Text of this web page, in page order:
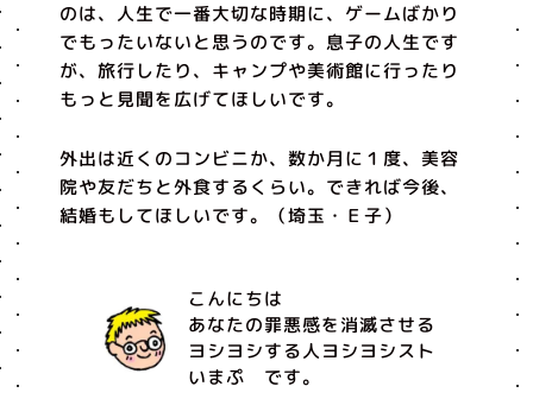
のは、人生で一番大切な時期に、ゲームばかり
でもったいないと思うのです。息子の人生です
が、旅行したり、キャンプや美術館に行ったり
もっと見聞を広げてほしいです。
外出は近くのコンビニか、数か月に１度、美容
院や友だちと外食するくらい。できれば今後、
結婚もしてほしいです。（埼玉・Ｅ子）
こんにちは
あなたの罪悪感を消滅させる
ヨシヨシする人ヨシヨシスト
いまぷ です。